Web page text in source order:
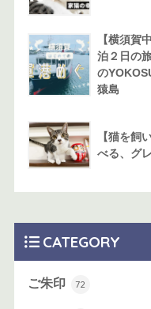
【横須賀
泊２日の
の
猿島
【猫を飼
べる、グ
CATEGORY
ご朱印 72